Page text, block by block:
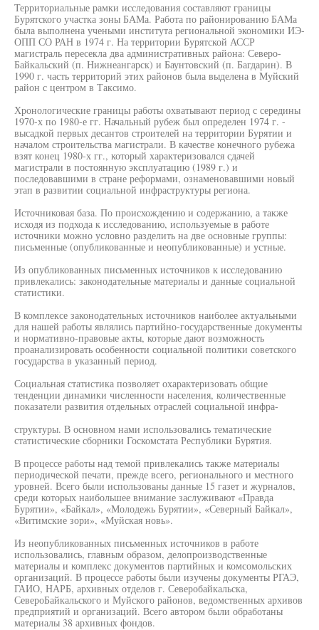
Территориальные рамки исследования составляют границы
Бурятского участка зоны БАМа. Работа по районированию БАМа
была выполнена учеными института региональной экономики ИЭ-
ОПП СО РАН в 1974 г. На территории Бурятской АССР
магистраль пересекла два административных района: Северо-
Байкальский (п. Нижнеангарск) и Баунтовский (п. Багдарин). В
1990 г. часть территорий этих районов была выделена в Муйский
район с центром в Таксимо.
Хронологические границы работы охватывают период с середины
1970-х по 1980-е гг. Начальный рубеж был определен 1974 г. -
высадкой первых десантов строителей на территории Бурятии и
началом строительства магистрали. В качестве конечного рубежа
взят конец 1980-х гг., который характеризовался сдачей
магистрали в постоянную эксплуатацию (1989 г.) и
последовавшими в стране реформами, ознаменовавшими новый
этап в развитии социальной инфраструктуры региона.
Источниковая база. По происхождению и содержанию, а также
исходя из подхода к исследованию, используемые в работе
источники можно условно разделить на две основные группы:
письменные (опубликованные и неопубликованные) и устные.
Из опубликованных письменных источников к исследованию
привлекались: законодательные материалы и данные социальной
статистики.
В комплексе законодательных источников наиболее актуальными
для нашей работы являлись партийно-государственные документы
и нормативно-правовые акты, которые дают возможность
проанализировать особенности социальной политики советского
государства в указанный период.
Социальная статистика позволяет охарактеризовать общие
тенденции динамики численности населения, количественные
показатели развития отдельных отраслей социальной инфра-
структуры. В основном нами использовались тематические
статистические сборники Госкомстата Республики Бурятия.
В процессе работы над темой привлекались также материалы
периодической печати, прежде всего, регионального и местного
уровней. Всего были использованы данные 15 газет и журналов,
среди которых наибольшее внимание заслуживают «Правда
Бурятии», «Байкал», «Молодежь Бурятии», «Северный Байкал»,
«Витимские зори», «Муйская новь».
Из неопубликованных письменных источников в работе
использовались, главным образом, делопроизводственные
материалы и комплекс документов партийных и комсомольских
организаций. В процессе работы были изучены документы РГАЭ,
ГАИО, НАРБ, архивных отделов г. Северобайкальска,
СевероБайкальского и Муйского районов, ведомственных архивов
предприятий и организаций. Всего автором были обработаны
материалы 38 архивных фондов.